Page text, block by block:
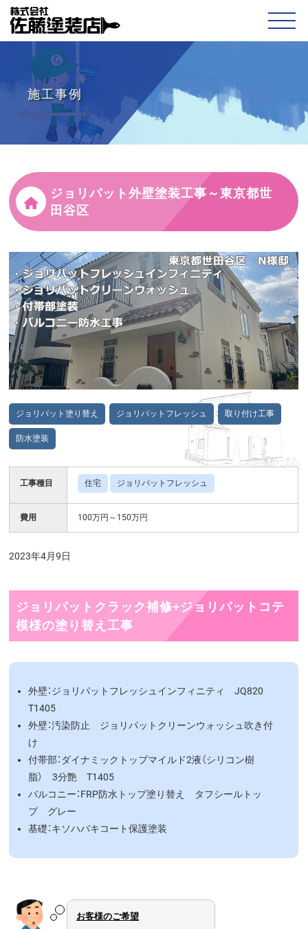
施工事例
ジョリパット外壁塗装工事～東京都世
田谷区
ジョリパット塗り替え ジョリパットフレッシュ 取り付け工事
防水塗装
工事種目 住宅 ジョリパットフレッシュ
費用 100万円～150万円
2023年4月9日
ジョリパットクラック補修+ジョリパットコテ
模様の塗り替え工事
外壁：ジョリパットフレッシュインフィニティ JQ820
T1405
外壁：汚染防止 ジョリパットクリーンウォッシュ吹き付
け
付帯部：ダイナミックトップマイルド2液（シリコン樹
脂） 3分艶 T1405
バルコニー：FRP防水トップ塗り替え タフシールトッ
プ グレー
基礎：キソハバキコート保護塗装
お客様のご希望